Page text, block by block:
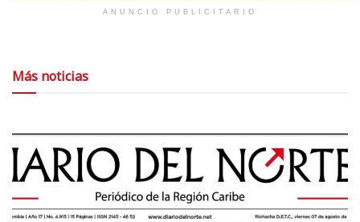
ANUNCIO PUBLICITARIO
Más noticias